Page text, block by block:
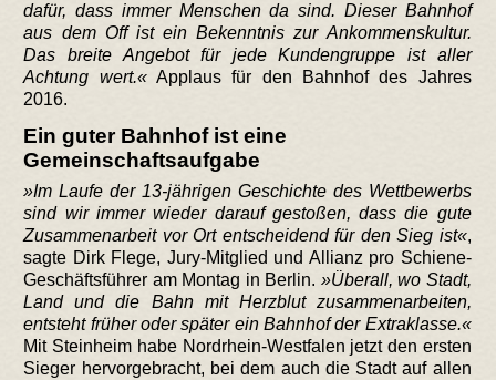
dafür, dass immer Menschen da sind. Dieser Bahnhof
aus dem Off ist ein Bekenntnis zur Ankommenskultur.
Das breite Angebot für jede Kundengruppe ist aller
Achtung wert. Applaus für den Bahnhof des Jahres
2016.
Ein guter Bahnhof ist eine
Gemeinschaftsaufgabe
Im Laufe der 13-jährigen Geschichte des Wettbewerbs
sind wir immer wieder darauf gestoßen, dass die gute
Zusammenarbeit vor Ort entscheidend für den Sieg ist ,
sagte Dirk Flege, Jury-Mitglied und Allianz pro Schiene-
Geschäftsführer am Montag in Berlin.
Überall, wo Stadt,
Land und die Bahn mit Herzblut zusammenarbeiten,
entsteht früher oder später ein Bahnhof der Extraklasse.
Mit Steinheim habe Nordrhein-Westfalen jetzt den ersten
Sieger hervorgebracht, bei dem auch die Stadt auf allen